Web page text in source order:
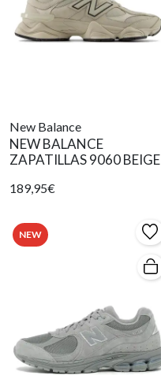
New Balance
NEW BALANCE
ZAPATILLAS 9060 BEIGE
189,95€
NEW